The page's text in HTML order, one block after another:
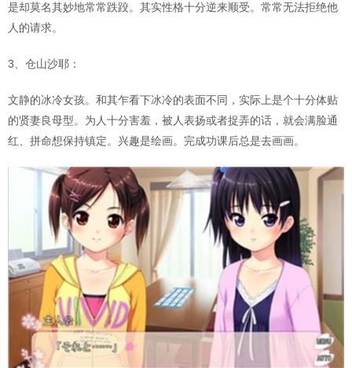
是却莫名其妙地常常跌跤。其实性格十分逆来顺受。常常无法拒绝他
人的请求。
3、仓山沙耶：
文静的冰冷女孩。和其乍看下冰冷的表面不同，实际上是个十分体贴
的贤妻良母型。为人十分害羞，被人表扬或者捉弄的话，就会满脸通
红、拼命想保持镇定。兴趣是绘画。完成功课后总是去画画。